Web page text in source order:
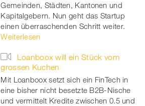
Gemeinden, Städten, Kantonen und
Kapitalgebern. Nun geht das Startup
einen überraschenden Schritt weiter.
Weiterlesen
Loanboox will ein Stück vom
grossen Kuchen
Mit Loanboox setzt sich ein FinTech in
eine bisher nicht besetzte B2B-Nische
und vermittelt Kredite zwischen 0.5 und